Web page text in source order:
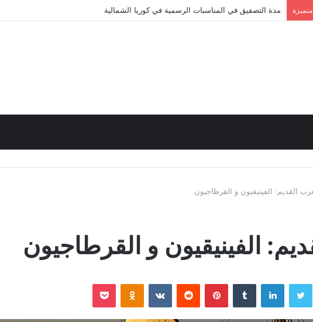
مدة التصفيق في المناسبات الرسمية في كوريا الشمالية
القديم: الفينيقيون و القرطاجيون
الفينيقيون و القرطاجيون
فيسبوك لينكدإن بينتيريست